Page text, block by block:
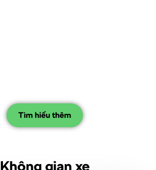
Tìm hiểu thêm
Không gian xe